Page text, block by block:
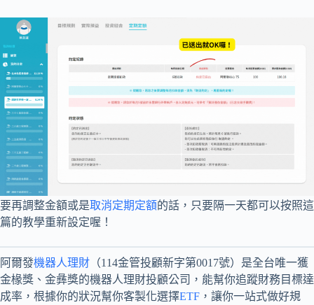
要再調整金額或是取消定期定額的話，只要隔一天都可以按照這
篇的教學重新設定喔！
阿爾發機器人理財 （114金管投顧新字第0017號）是全台唯一獲
金椽獎、金彝獎的機器人理財投顧公司，能幫你追蹤財務目標達
成率，根據你的狀況幫你客製化選擇ETF ，讓你一站式做好規